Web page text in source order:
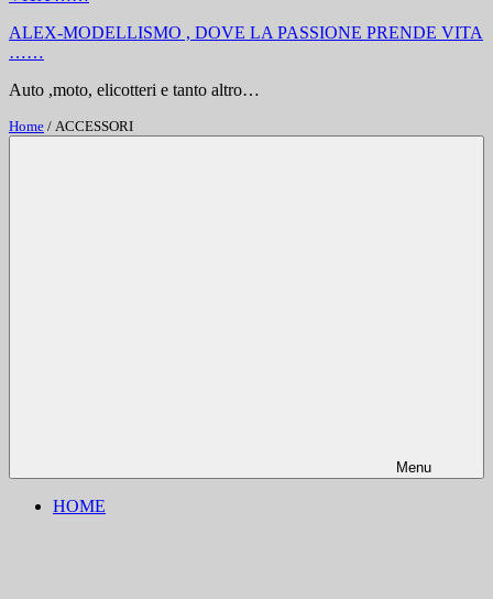
ALEX-MODELLISMO , DOVE LA PASSIONE PRENDE VITA
……
Auto ,moto, elicotteri e tanto altro…
Home / ACCESSORI
Menu
HOME